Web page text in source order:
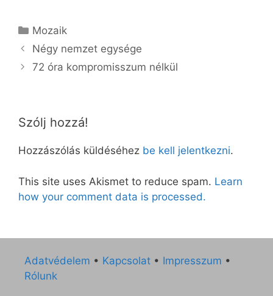
Kategória
Mozaik
Négy nemzet egysége
72 óra kompromisszum nélkül
Szólj hozzá!
Hozzászólás küldéséhez be kell jelentkezni.
This site uses Akismet to reduce spam. Learn
how your comment data is processed.
Adatvédelem • Kapcsolat • Impresszum •
Rólunk